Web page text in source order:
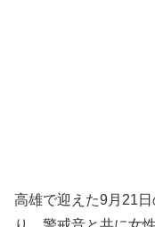
高雄で迎えた9月21